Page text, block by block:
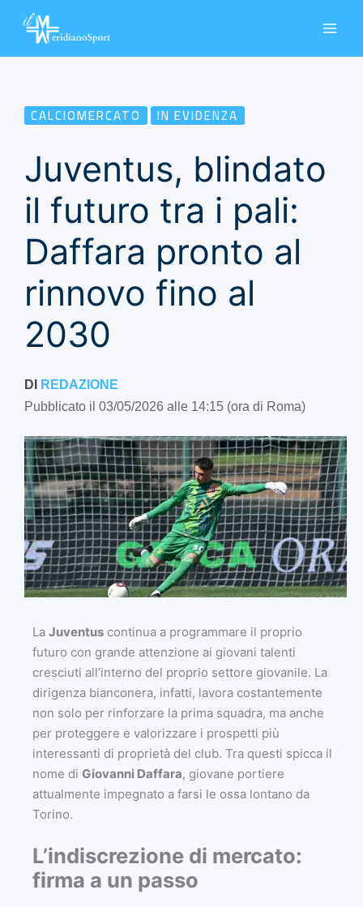
CALCIOMERCATO IN EVIDENZA
Juventus, blindato
il futuro tra i pali:
Daffara pronto al
rinnovo fino al
2030
DI REDAZIONE
Pubblicato il 03/05/2026 alle 14:15 (ora di Roma)
La Juventus continua a programmare il proprio
futuro con grande attenzione ai giovani talenti
cresciuti all’interno del proprio settore giovanile. La
dirigenza bianconera, infatti, lavora costantemente
non solo per rinforzare la prima squadra, ma anche
per proteggere e valorizzare i prospetti più
interessanti di proprietà del club. Tra questi spicca il
nome di Giovanni Daffara, giovane portiere
attualmente impegnato a farsi le ossa lontano da
Torino.
L’indiscrezione di mercato:
firma a un passo